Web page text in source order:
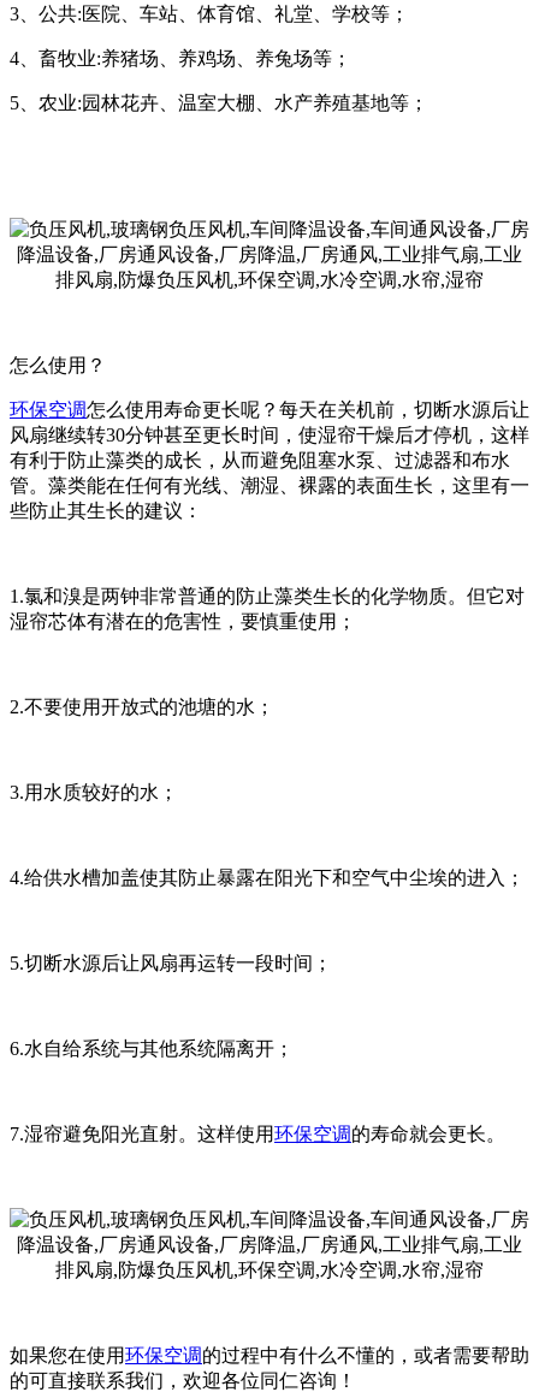
3、公共:医院、车站、体育馆、礼堂、学校等；
4、畜牧业:养猪场、养鸡场、养兔场等；
5、农业:园林花卉、温室大棚、水产养殖基地等；
怎么使用？
环保空调怎么使用寿命更长呢？每天在关机前，切断水源后让
风扇继续转30分钟甚至更长时间，使湿帘干燥后才停机，这样
有利于防止藻类的成长，从而避免阻塞水泵、过滤器和布水
管。藻类能在任何有光线、潮湿、裸露的表面生长，这里有一
些防止其生长的建议：
1.氯和溴是两钟非常普通的防止藻类生长的化学物质。但它对
湿帘芯体有潜在的危害性，要慎重使用；
2.不要使用开放式的池塘的水；
3.用水质较好的水；
4.给供水槽加盖使其防止暴露在阳光下和空气中尘埃的进入；
5.切断水源后让风扇再运转一段时间；
6.水自给系统与其他系统隔离开；
7.湿帘避免阳光直射。这样使用环保空调的寿命就会更长。
如果您在使用环保空调的过程中有什么不懂的，或者需要帮助
的可直接联系我们，欢迎各位同仁咨询！